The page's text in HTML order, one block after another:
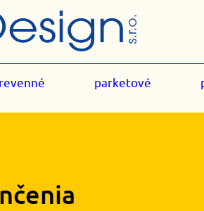
parketové